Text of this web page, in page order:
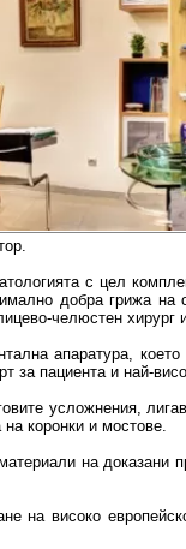
с цел
добра грижа на
челюстен хирург
апаратура, което
за пациента и най-
усложнения,
коронки и мостове.
на доказани
на високо